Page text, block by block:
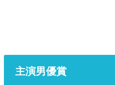
主演男優賞